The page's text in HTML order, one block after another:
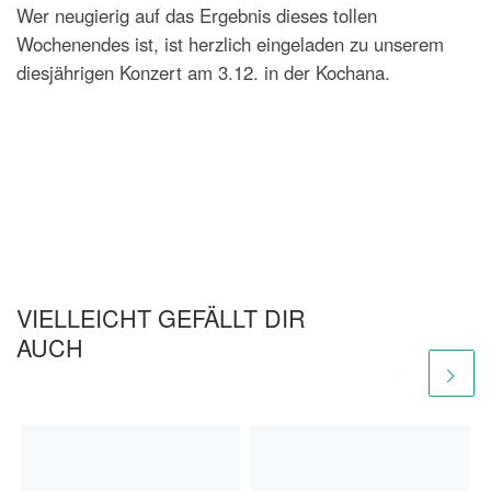
Wer neugierig auf das Ergebnis dieses tollen
Wochenendes ist, ist herzlich eingeladen zu unserem
diesjährigen Konzert am 3.12. in der Kochana.
VIELLEICHT GEFÄLLT DIR
AUCH